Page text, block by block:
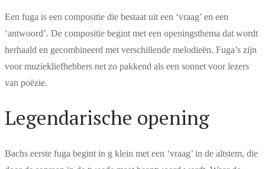
Een fuga is een compositie die bestaat uit een ‘vraag’ en een
‘antwoord’. De compositie begint met een openingsthema dat wordt
herhaald en gecombineerd met verschillende melodieën. Fuga’s zijn
voor muziekliefhebbers net zo pakkend als een sonnet voor lezers
van poëzie.
Legendarische opening
Bachs eerste fuga begint in g klein met een ‘vraag’ in de altstem, die